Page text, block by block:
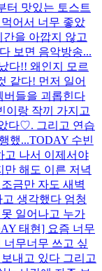
터 맛있는 토스트
어서 너무 좋았
을 아깝지 않고
보면 음악방송...
다!! 왜인지 모르
같다! 먼저 일어
버들을 괴롭힌다
이랑 작끼 가지고
다♡. 그리고 연습
했...TODAY 수빈
고 나서 이제서야
만 해도 이른 저녁
금만 자도 새벽
생각했다 엄청
일어나고 누가
태현] 요즘 너무
무너무 쓰고 싶
내고 있다 그리고